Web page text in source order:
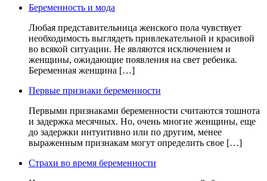
Беременность и мода
Любая представительница женского пола чувствует
необходимость выглядеть привлекательной и красивой
во всякой ситуации. Не являются исключением и
женщины, ожидающие появления на свет ребенка.
Беременная женщина […]
Первые признаки беременности
Первыми признаками беременности считаются тошнота
и задержка месячных. Но, очень многие женщины, еще
до задержки интуитивно или по другим, менее
выраженным признакам могут определить свое […]
Страхи во время беременности